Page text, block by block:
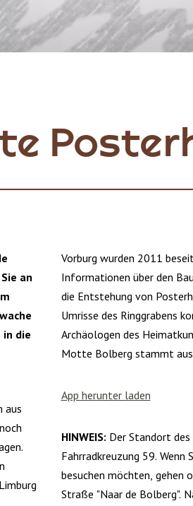
an
in die
aus
Vorburg wurden 2011
Informationen über den
die Entstehung von
Umrisse des Ringgrabens
Archäologen des
Motte Bolberg stammt aus
App herunter laden
HINWEIS: Der Standort des
Fahrradkreuzung 59.
besuchen möchten, gehen
Straße "Naar de Bolberg".